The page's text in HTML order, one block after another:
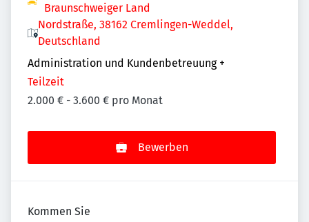
Braunschweiger Land
Nordstraße, 38162 Cremlingen-Weddel,
Deutschland
Administration und Kundenbetreuung +
Teilzeit
2.000 € - 3.600 € pro Monat
Bewerben
Kommen Sie